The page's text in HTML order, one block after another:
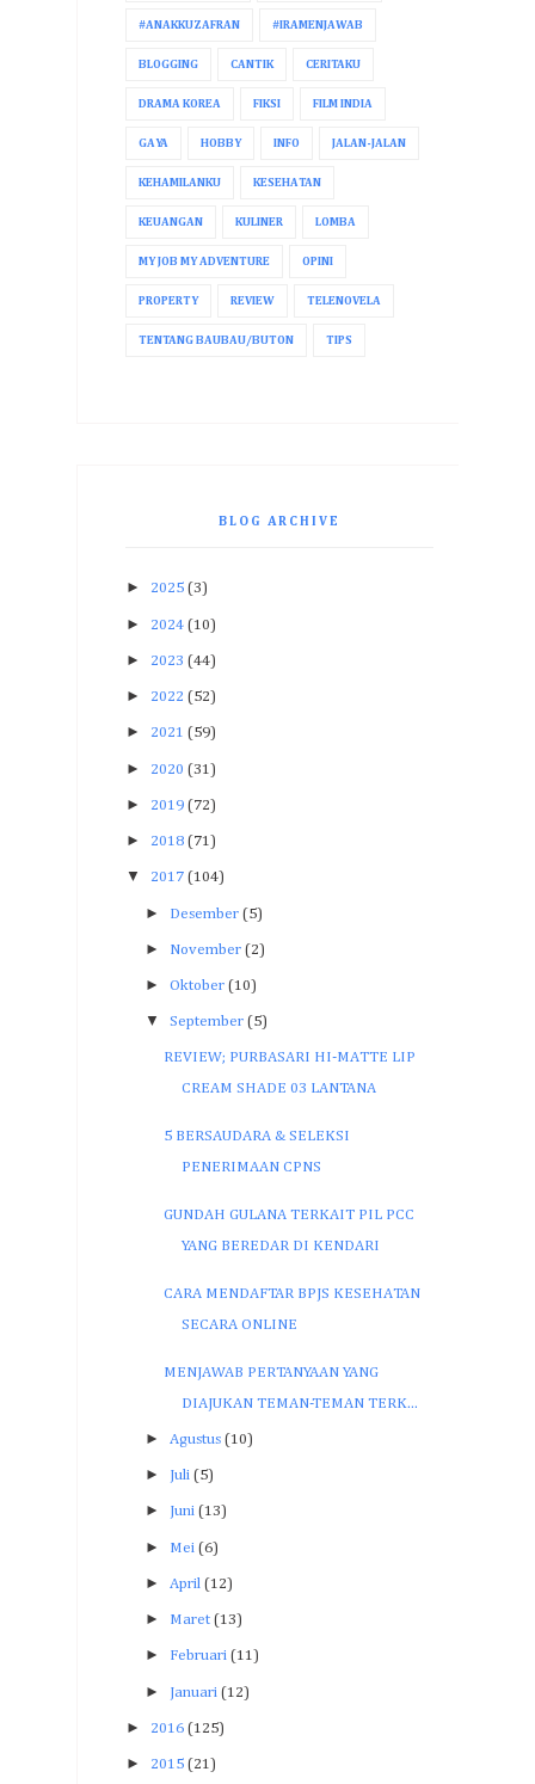
#ANAKKUZAFRAN #IRAMENJAWAB
BLOGGING CANTIK CERITAKU
DRAMA KOREA FIKSI FILM INDIA
GAYA HOBBY INFO JALAN-JALAN
KEHAMILANKU KESEHATAN
KEUANGAN KULINER LOMBA
MY JOB MY ADVENTURE OPINI
PROPERTY REVIEW TELENOVELA
TENTANG BAUBAU/BUTON TIPS
BLOG ARCHIVE
► 2025 (3)
► 2024 (10)
► 2023 (44)
► 2022 (52)
► 2021 (59)
► 2020 (31)
► 2019 (72)
► 2018 (71)
▼ 2017 (104)
► Desember (5)
► November (2)
► Oktober (10)
▼ September (5)
REVIEW; PURBASARI HI-MATTE LIP
CREAM SHADE 03 LANTANA
5 BERSAUDARA & SELEKSI
PENERIMAAN CPNS
GUNDAH GULANA TERKAIT PIL PCC
YANG BEREDAR DI KENDARI
CARA MENDAFTAR BPJS KESEHATAN
SECARA ONLINE
MENJAWAB PERTANYAAN YANG
DIAJUKAN TEMAN-TEMAN TERK...
► Agustus (10)
► Juli (5)
► Juni (13)
► Mei (6)
► April (12)
► Maret (13)
► Februari (11)
► Januari (12)
► 2016 (125)
► 2015 (21)